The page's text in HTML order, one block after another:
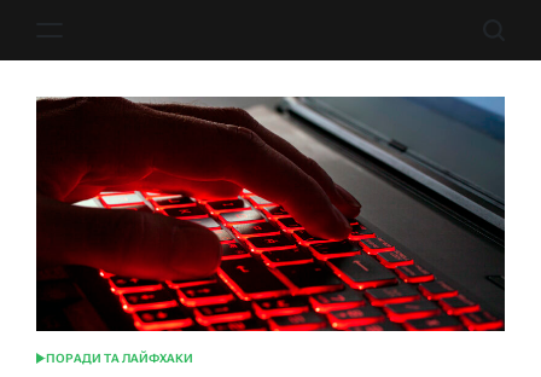
ОПУБЛІКУВАТИ
ПОРАДИ ТА ЛАЙФХАКИ